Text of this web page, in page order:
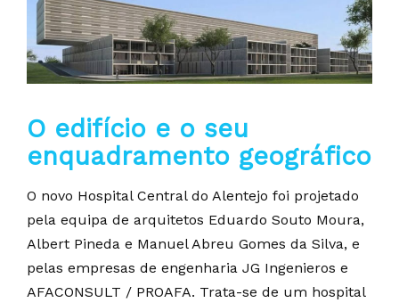
O edifício e o seu
enquadramento geográfico
O novo Hospital Central do Alentejo foi projetado
pela equipa de arquitetos Eduardo Souto Moura,
Albert Pineda e Manuel Abreu Gomes da Silva, e
pelas empresas de engenharia JG Ingenieros e
AFACONSULT / PROAFA. Trata-se de um hospital